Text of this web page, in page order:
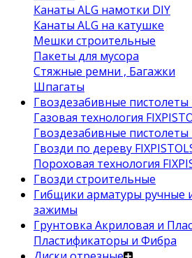
Канаты ALG намотки DIY
Канаты ALG на катушке
Мешки строительные
Пакеты для мусора
Стяжные ремни , Багажки
Шпагаты
Гвоздезабивные пистолеты
Газовая технология
Гвоздезабивные пистолеты
Гвозди по дереву
Пороховая технология
Гвозди строительные
Гибщики арматуры ручные
зажимы
Грунтовка Акриловая и
Пластификаторы и Фибра